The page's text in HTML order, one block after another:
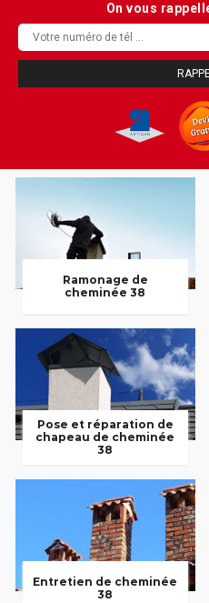
On vous
Ramonage de
cheminée 38
Pose et réparation de
chapeau de cheminée
38
Entretien de cheminée
38